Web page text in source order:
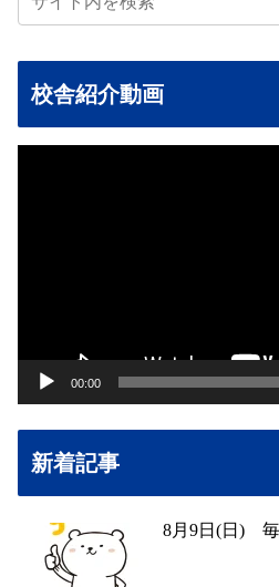
校舎紹介動画
00:00
新着記事
8月9日(日) 毎